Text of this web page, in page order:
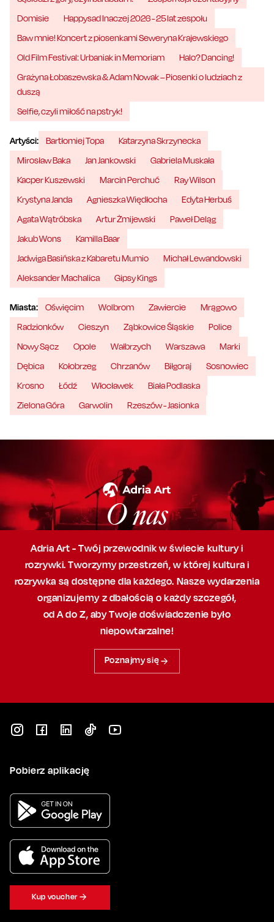
Domisie
Happysad Inaczej 2026 - 25 lat zespołu
Baw mnie! Koncert z piosenkami Seweryna Krajewskiego
Old Film Festival: Urbaniak in Memoriam
Halo? Dancing!
Grażyna Łobaszewska & Adam Nowak – Piosenki o ludziach z
duszą
Selfie, czyli miłość na pstryk!
Artyści: Bartłomiej Topa
Katarzyna Skrzynecka
Mirosław Baka
Jan Jankowski
Gabriela Muskała
Kacper Kuszewski
Marcin Perchuć
Ray Wilson
Krystyna Janda
Agnieszka Więdłocha
Edyta Herbuś
Agata Wątróbska
Artur Żmijewski
Paweł Deląg
Jakub Wons
Kamilla Baar
Jadwiga Basińska z Kabaretu Mumio
Michał Lewandowski
Aleksander Machalica
Gipsy Kings
Miasta: Oświęcim Wolbrom Zawiercie
Mrągowo
Radzionków
Cieszyn Ząbkowice Śląskie
Police
Nowy Sącz
Opole Wałbrzych Warszawa
Marki
Dębica
Kołobrzeg Chrzanów Biłgoraj
Sosnowiec
Krosno
Łódź Włocławek
Biała Podlaska
Zielona Góra
Garwolin Rzeszów - Jasionka
O nas
Adria Art - Twój przewodnik w świecie kultury i
rozrywki. Tworzymy przestrzeń,w której kultura i
rozrywka są dostępne dla każdego. Nasze wydarzenia
organizujemy z dbałością o każdy szczegół,
od A do Z, abyTwoje doświadczenie było
niepowtarzalne!
Poznajmy się
Pobierz aplikację
Kup voucher